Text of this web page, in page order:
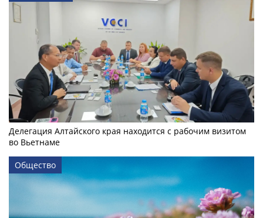
Делегация Алтайского края находится с рабочим визитом
во Вьетнаме
Общество